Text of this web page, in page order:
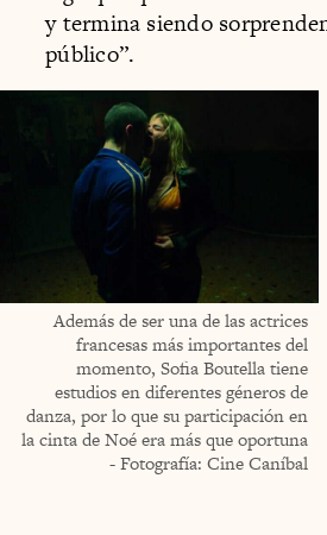
y termina siendo
público”.
Además de ser una de las actrices
francesas más importantes del
momento, Sofia Boutella tiene
estudios en diferentes géneros de
danza, por lo que su participación en
la cinta de Noé era más que oportuna
- Fotografía: Cine Caníbal